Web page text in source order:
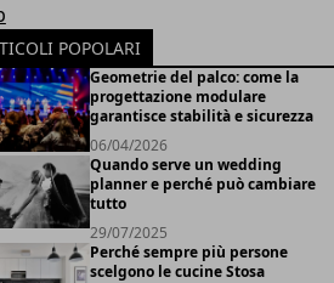
POPOLARI
Geometrie del palco: come la
progettazione modulare
garantisce stabilità e sicurezza
06/04/2026
Quando serve un wedding
planner e perché può cambiare
tutto
29/07/2025
Perché sempre più persone
scelgono le cucine Stosa